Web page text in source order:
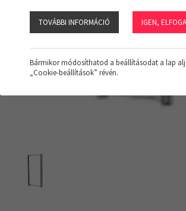
TOVÁBBI INFORMÁCIÓ IGEN,
Bármikor módosíthatod a beállításodat a lap
„Cookie-beállítások” révén.